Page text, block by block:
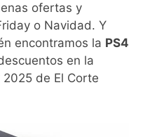
ofertas y
o Navidad. Y
encontramos la PS4
en la
de El Corte